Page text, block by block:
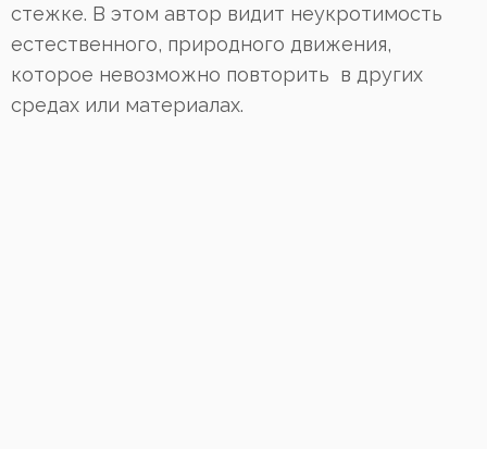
стежке. В этом автор видит неукротимость
естественного, природного движения,
которое невозможно повторить в других
средах или материалах.